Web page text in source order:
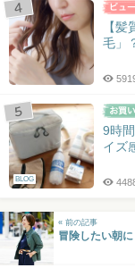
【
毛」
BLOG
9時
イズ
« 前の記事
冒険したい朝